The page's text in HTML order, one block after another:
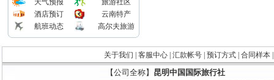
天气预报
旅游社区
酒店预订
云南特产
航班动态
高尔夫旅游
关于我们 客服中心| 汇款帐号| 预订方式| 合同样本
【公司全称】 昆明中国国际旅行社